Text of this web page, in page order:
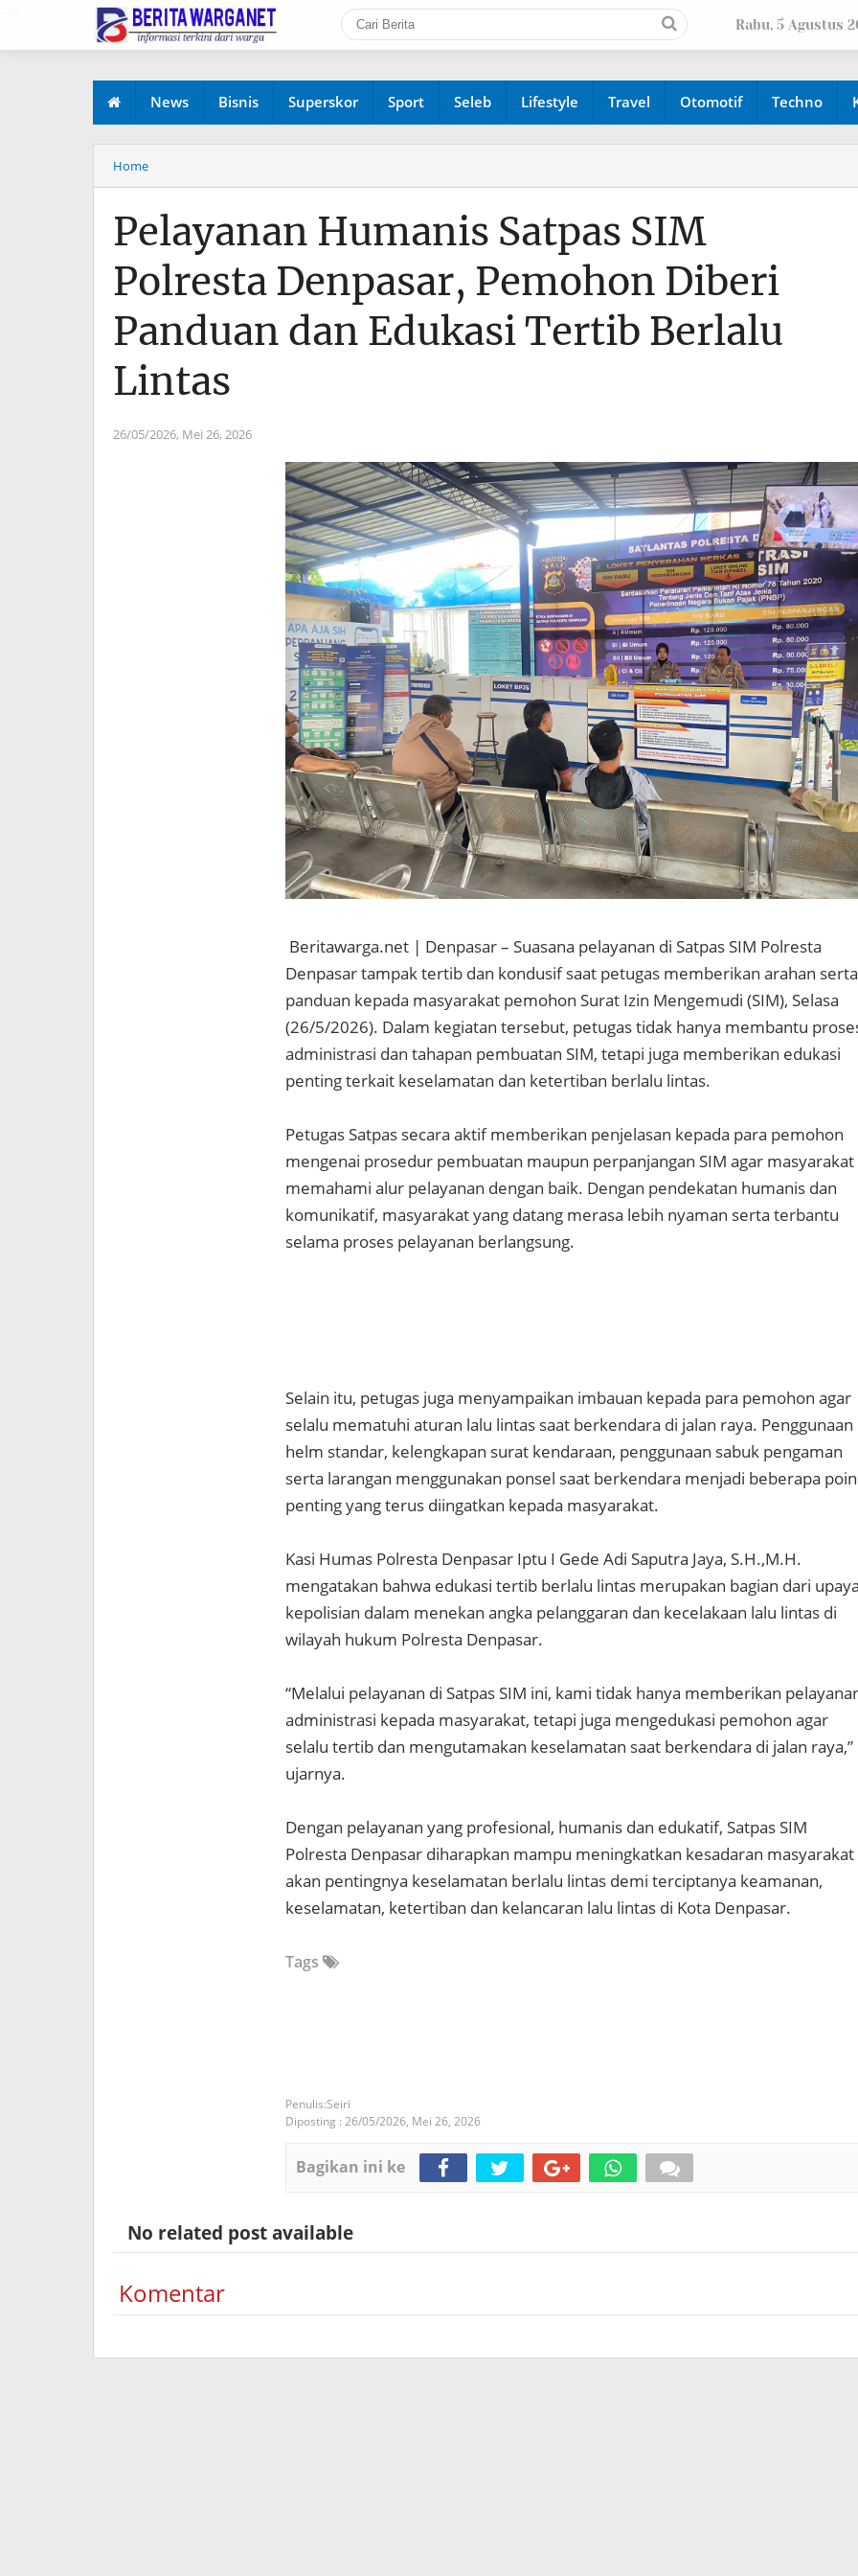
Rabu, 5 Agustus
News Bisnis Superskor Sport Seleb Lifestyle Travel Otomotif Techno
Home
Pelayanan Humanis Satpas SIM
Polresta Denpasar, Pemohon Diberi
Panduan dan Edukasi Tertib Berlalu
Lintas
26/05/2026, Mei 26, 2026
Beritawarga.net | Denpasar – Suasana pelayanan di Satpas SIM Polresta
Denpasar tampak tertib dan kondusif saat petugas memberikan arahan serta
panduan kepada masyarakat pemohon Surat Izin Mengemudi (SIM), Selasa
(26/5/2026). Dalam kegiatan tersebut, petugas tidak hanya membantu
administrasi dan tahapan pembuatan SIM, tetapi juga memberikan edukasi
penting terkait keselamatan dan ketertiban berlalu lintas.
Petugas Satpas secara aktif memberikan penjelasan kepada para pemohon
mengenai prosedur pembuatan maupun perpanjangan SIM agar masyarakat
memahami alur pelayanan dengan baik. Dengan pendekatan humanis dan
komunikatif, masyarakat yang datang merasa lebih nyaman serta terbantu
selama proses pelayanan berlangsung.
Selain itu, petugas juga menyampaikan imbauan kepada para pemohon agar
selalu mematuhi aturan lalu lintas saat berkendara di jalan raya. Penggunaan
helm standar, kelengkapan surat kendaraan, penggunaan sabuk pengaman
serta larangan menggunakan ponsel saat berkendara menjadi beberapa poin
penting yang terus diingatkan kepada masyarakat.
Kasi Humas Polresta Denpasar Iptu I Gede Adi Saputra Jaya, S.H.,M.H.
mengatakan bahwa edukasi tertib berlalu lintas merupakan bagian dari
kepolisian dalam menekan angka pelanggaran dan kecelakaan lalu lintas di
wilayah hukum Polresta Denpasar.
“Melalui pelayanan di Satpas SIM ini, kami tidak hanya memberikan
administrasi kepada masyarakat, tetapi juga mengedukasi pemohon agar
selalu tertib dan mengutamakan keselamatan saat berkendara di jalan raya,”
ujarnya.
Dengan pelayanan yang profesional, humanis dan edukatif, Satpas SIM
Polresta Denpasar diharapkan mampu meningkatkan kesadaran masyarakat
akan pentingnya keselamatan berlalu lintas demi terciptanya keamanan,
keselamatan, ketertiban dan kelancaran lalu lintas di Kota Denpasar.
Tags
Seiri
Diposting : 26/05/2026, Mei 26, 2026
Bagikan ini ke
No related post available
Komentar